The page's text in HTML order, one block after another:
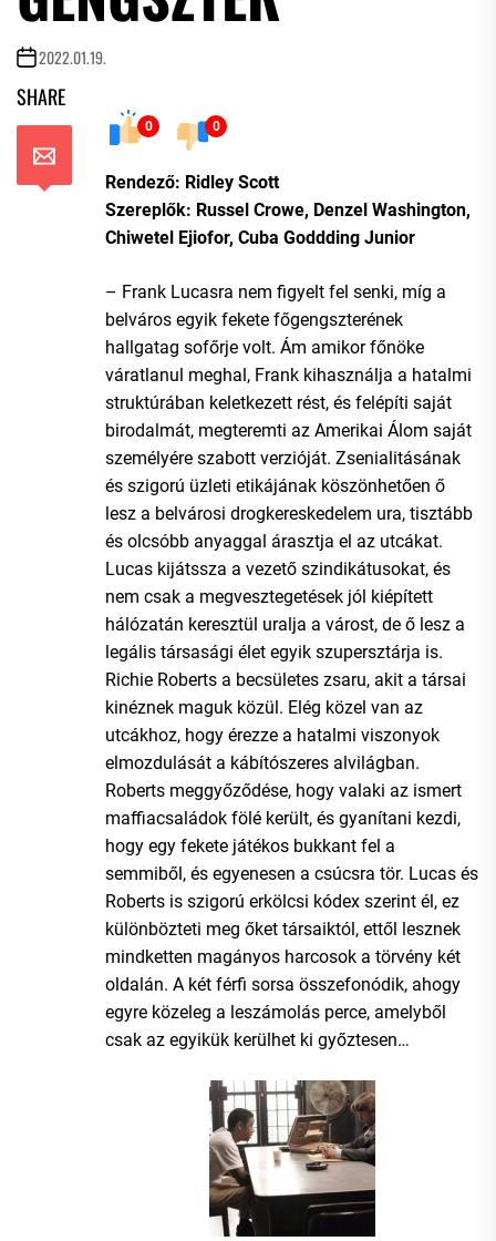
2022.01.19.
SHARE
0 0
Rendező: Ridley Scott
Szereplők: Russel Crowe, Denzel Washington,
Chiwetel Ejiofor, Cuba Goddding Junior
– Frank Lucasra nem figyelt fel senki, míg a
belváros egyik fekete főgengszterének
hallgatag sofőrje volt. Ám amikor főnöke
váratlanul meghal, Frank kihasználja a hatalmi
struktúrában keletkezett rést, és felépíti saját
birodalmát, megteremti az Amerikai Álom saját
személyére szabott verzióját. Zsenialitásának
és szigorú üzleti etikájának köszönhetően ő
lesz a belvárosi drogkereskedelem ura, tisztább
és olcsóbb anyaggal árasztja el az utcákat.
Lucas kijátssza a vezető szindikátusokat, és
nem csak a megvesztegetések jól kiépített
hálózatán keresztül uralja a várost, de ő lesz a
legális társasági élet egyik szupersztárja is.
Richie Roberts a becsületes zsaru, akit a társai
kinéznek maguk közül. Elég közel van az
utcákhoz, hogy érezze a hatalmi viszonyok
elmozdulását a kábítószeres alvilágban.
Roberts meggyőződése, hogy valaki az ismert
maffiacsaládok fölé került, és gyanítani kezdi,
hogy egy fekete játékos bukkant fel a
semmiből, és egyenesen a csúcsra tör. Lucas és
Roberts is szigorú erkölcsi kódex szerint él, ez
különbözteti meg őket társaiktól, ettől lesznek
mindketten magányos harcosok a törvény két
oldalán. A két férfi sorsa összefonódik, ahogy
egyre közeleg a leszámolás perce, amelyből
csak az egyikük kerülhet ki győztesen…